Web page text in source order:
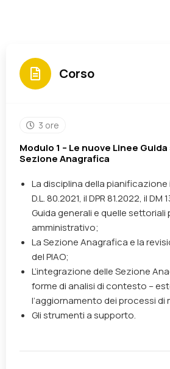
Corso
3 ore
Modulo 1 – Le nuove Linee Guida
Sezione Anagrafica
La disciplina della pianificazione
D.L. 80.2021, il DPR 81.2022, il DM
Guida generali e quelle
amministrativo;
La Sezione Anagrafica e la
del PIAO;
L’integrazione delle Sezione
forme di analisi di contesto –
l’aggiornamento dei processi di
Gli strumenti a supporto.